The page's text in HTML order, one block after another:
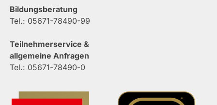
Bildungsberatung
Tel.: 05671-78490-99
Teilnehmerservice &
allgemeine Anfragen
Tel.: 05671-78490-0